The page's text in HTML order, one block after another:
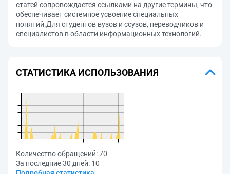
статей сопровождается ссылками на другие термины, что
обеспечивает системное усвоение специальных
понятий.Для студентов вузов и ссузов, переводчиков и
специалистов в области информационных технологий.
СТАТИСТИКА ИСПОЛЬЗОВАНИЯ
Количество обращений:70
За последние 30 дней: 10